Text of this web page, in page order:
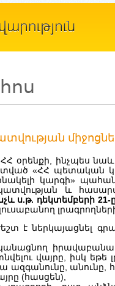
օրենքի, ինչպես
«ՀՀ պետական
կարգի»
և
ս.թ. դեկտեմբերի 21-
է ներկայացնել
վայրը, իսկ եթե
անունը,
(հասցեն),